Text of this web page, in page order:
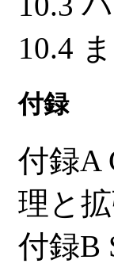
10.4
付録
付録A
理と
付録B